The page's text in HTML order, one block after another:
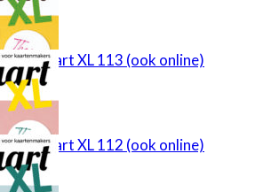
XL 113 (ook online)
XL 112 (ook online)